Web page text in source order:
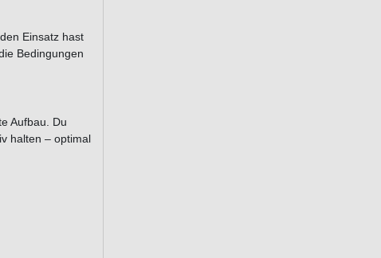
Einsatz hast
Bedingungen
Aufbau. Du
halten – optimal